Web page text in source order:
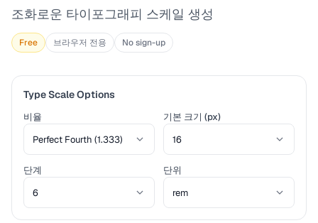
조화로운 타이포그래피 스케일 생성
Free 브라우저 전용 No sign-up
Type Scale Options
비율 기본 크기 (px)
단계 단위